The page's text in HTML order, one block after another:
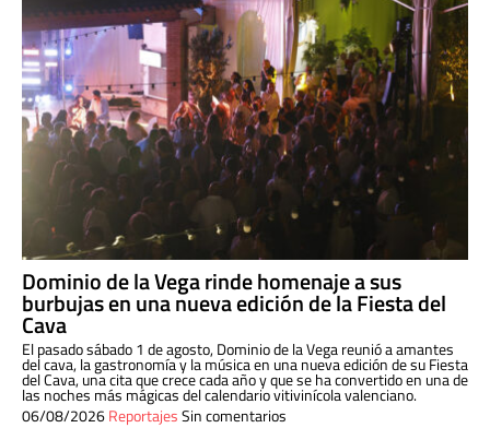
Dominio de la Vega rinde homenaje a sus
burbujas en una nueva edición de la Fiesta del
Cava
El pasado sábado 1 de agosto, Dominio de la Vega reunió a amantes
del cava, la gastronomía y la música en una nueva edición de su Fiesta
del Cava, una cita que crece cada año y que se ha convertido en una de
las noches más mágicas del calendario vitivinícola valenciano.
06/08/2026ReportajesSin comentarios